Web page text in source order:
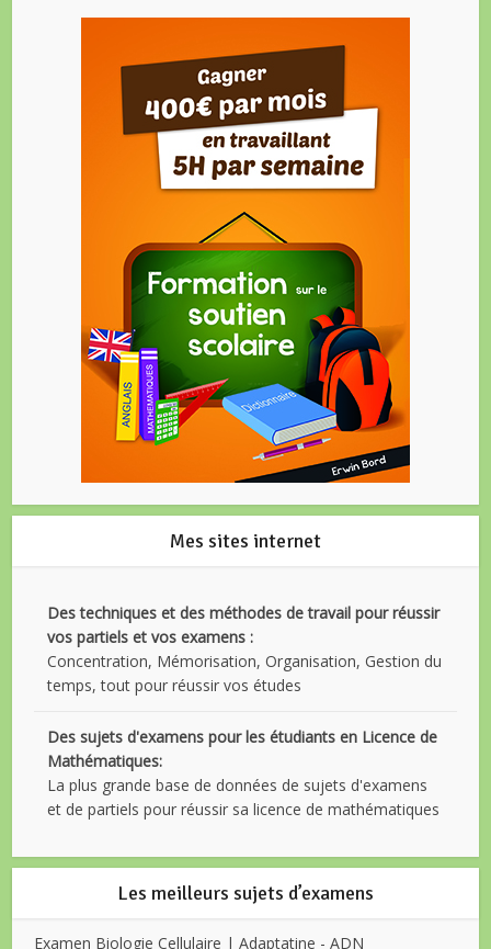
Mes sites internet
Des techniques et des méthodes de travail pour réussir
vos partiels et vos examens :
Concentration, Mémorisation, Organisation, Gestion du
temps, tout pour réussir vos études
Des sujets d'examens pour les étudiants en Licence de
Mathématiques:
La plus grande base de données de sujets d'examens
et de partiels pour réussir sa licence de mathématiques
Les meilleurs sujets d’examens
Examen Biologie Cellulaire | Adaptatine - ADN